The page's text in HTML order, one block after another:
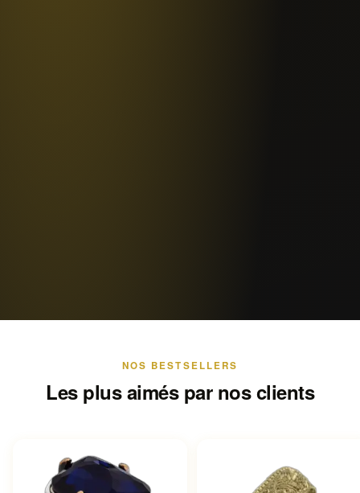
NOS BESTSELLERS
Les plus aimés par nos clients